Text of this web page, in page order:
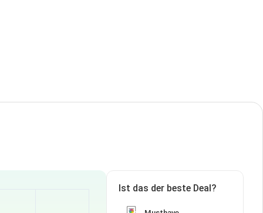
Ist das der beste Deal?